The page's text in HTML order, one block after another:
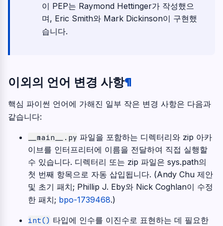
이 PEP는 Raymond Hettinger가 작성했으
며, Eric Smith와 Mark Dickinson이 구현했
습니다.
이외의 언어 변경 사항¶
핵심 파이썬 언어에 가해진 일부 작은 변경 사항은 다음과
같습니다:
__main__.py 파일을 포함하는 디렉터리와 zip 아카
이브를 인터프리터에 이름을 전달하여 직접 실행할
수 있습니다. 디렉터리 또는 zip 파일은 sys.path의
첫 번째 항목으로 자동 삽입됩니다. (Andy Chu 제안
및 초기 패치; Phillip J. Eby와 Nick Coghlan이 수정
한 패치; bpo-1739468.)
int() 타입에 인수를 이진수로 표현하는 데 필요한